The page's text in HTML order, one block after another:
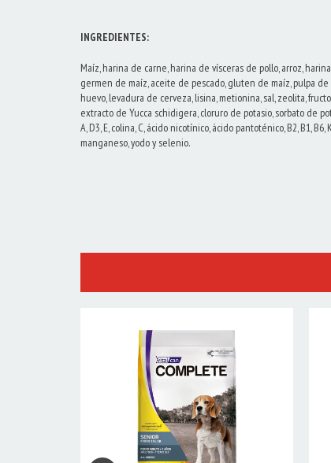
INGREDIENTES:
Maíz, harina de carne, harina de vísceras de pollo, arroz,
germen de maíz, aceite de pescado, gluten de maíz, pulpa
huevo, levadura de cerveza, lisina, metionina, sal, zeolita,
extracto de Yucca schidigera, cloruro de potasio, sorbato de
A, D3, E, colina, C, ácido nicotínico, ácido pantoténico, B2, B1,
manganeso, yodo y selenio.